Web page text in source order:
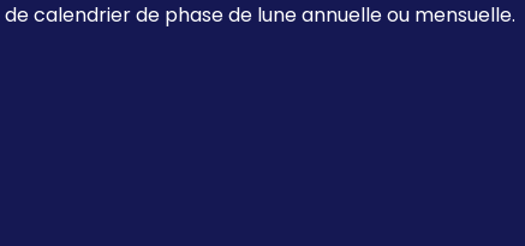
calendrier de phase de lune annuelle ou mensuelle.